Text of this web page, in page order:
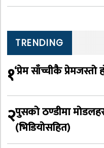
TRENDING
१‘प्रेम साँच्चीकै प्रेमजस्तो
२पुसको ठण्डीमा
(भिडियोसहित)